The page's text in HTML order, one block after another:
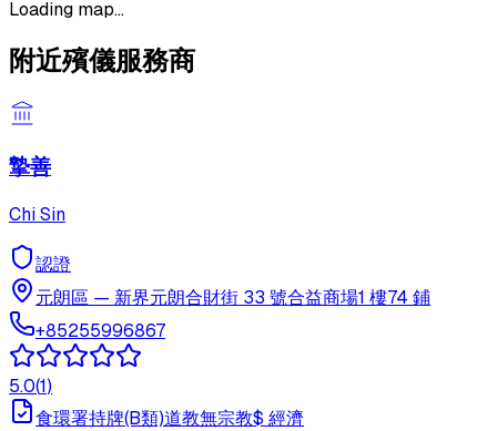
Loading map...
附近殯儀服務商
摯善
Chi Sin
認證
元朗區 — 新界元朗合財街 33 號合益商場1 樓74 鋪
+85255996867
5.0(1)
食環署持牌(B類)道教無宗教$ 經濟